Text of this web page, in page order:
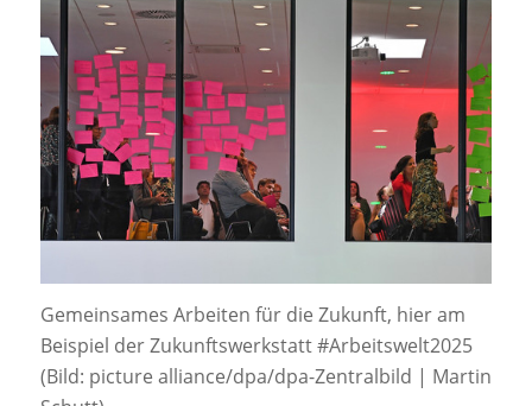
Gemeinsames Arbeiten für die Zukunft, hier am
Beispiel der Zukunftswerkstatt #Arbeitswelt2025
(Bild: picture alliance/dpa/dpa-Zentralbild | Martin